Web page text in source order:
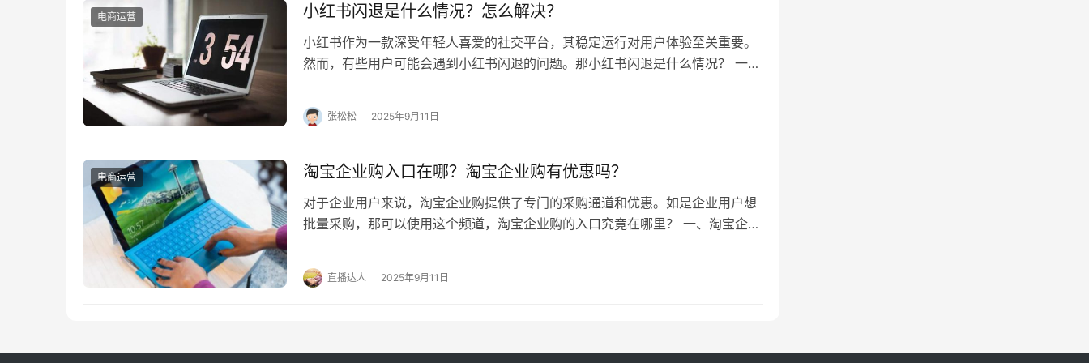
电商运营 小红书闪退是什么情况？怎么解决？
小红书作为一款深受年轻人喜爱的社交平台，其稳定运行对用户体验至关重要。
然而，有些用户可能会遇到小红书闪退的问题。那小红书闪退是什么情况？ 一、
张松松 2025年9月11日
电商运营 淘宝企业购入口在哪？淘宝企业购有优惠吗？
对于企业用户来说，淘宝企业购提供了专门的采购通道和优惠。如是企业用户想
批量采购，那可以使用这个频道，淘宝企业购的入口究竟在哪里？ 一、淘宝企业
直播达人 2025年9月11日